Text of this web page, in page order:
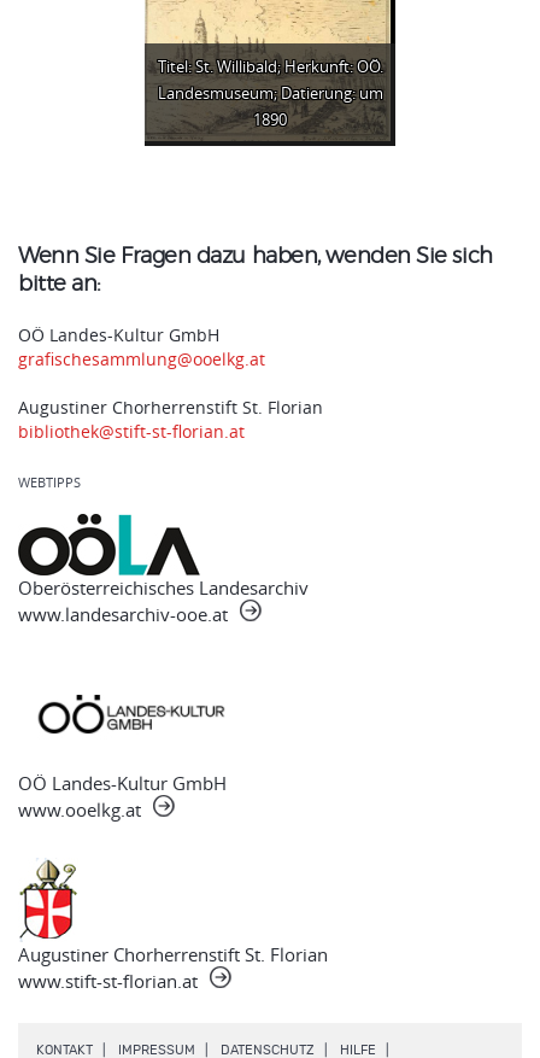
Titel: St. Willibald; Herkunft: OÖ.
Landesmuseum; Datierung: um
1890
Wenn Sie Fragen dazu haben, wenden Sie sich
bitte an:
OÖ Landes-Kultur GmbH
grafischesammlung@ooelkg.at
Augustiner Chorherrenstift St. Florian
bibliothek@stift-st-florian.at
WEBTIPPS
Oberösterreichisches Landesarchiv
www.landesarchiv-ooe.at
OÖ Landes-Kultur GmbH
www.ooelkg.at
Augustiner Chorherrenstift St. Florian
www.stift-st-florian.at
KONTAKT IMPRESSUM DATENSCHUTZ HILFE